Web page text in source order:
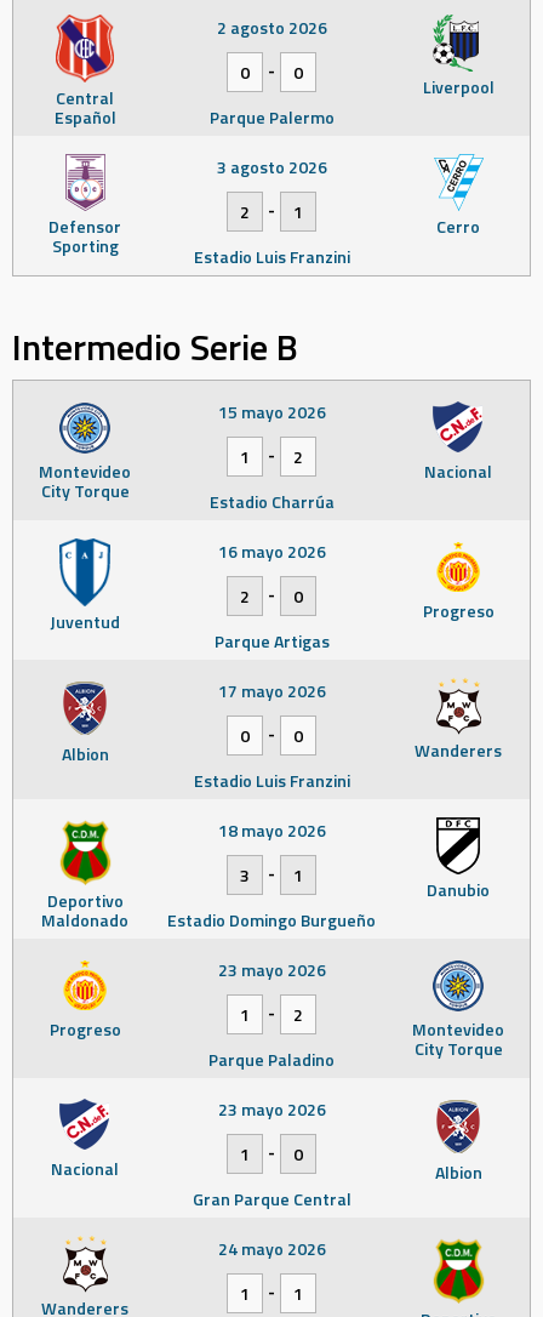
Central
Español
Liverpool
2 agosto 2026
0
-
0
Parque Palermo
Defensor
Sporting
Cerro
3 agosto 2026
2
-
1
Estadio Luis Franzini
Intermedio Serie B
Montevideo
City Torque
Nacional
15 mayo 2026
1
-
2
Estadio Charrúa
Juventud Progreso
16 mayo 2026
2
-
0
Parque Artigas
Albion Wanderers
17 mayo 2026
0
-
0
Estadio Luis Franzini
Deportivo
Maldonado
Danubio
18 mayo 2026
3
-
1
Estadio Domingo Burgueño
Progreso Montevideo
City Torque
23 mayo 2026
1
-
2
Parque Paladino
Nacional Albion
23 mayo 2026
1
-
0
Gran Parque Central
Wanderers
24 mayo 2026
1
-
1